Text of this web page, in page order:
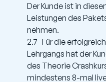
Der Kunde ist in
Leistungen des
nehmen.
2.7 Für die
Lehrgangs hat der
des Theorie
mindestens 8-mal